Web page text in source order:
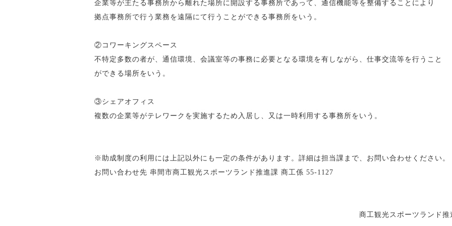
企業等が主たる事務所から離れた場所に開設する事務所であって、通信機能等を整備することにより
拠点事務所で行う業務を遠隔にて行うことができる事務所をいう。
②コワーキングスペース
不特定多数の者が、通信環境、会議室等の事務に必要となる環境を有しながら、仕事交流等を行うこと
ができる場所をいう。
③シェアオフィス
複数の企業等がテレワークを実施するため入居し、又は一時利用する事務所をいう。
※助成制度の利用には上記以外にも一定の条件があります。詳細は担当課まで、お問い合わせください。
お問い合わせ先 串間市商工観光スポーツランド推進課 商工係 55-1127
商工観光スポーツランド推